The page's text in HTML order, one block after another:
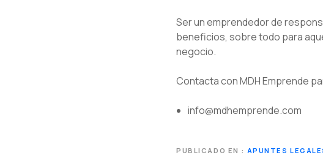
Ser un emprendedor de
beneficios, sobre todo para
negocio.
Contacta con MDH Emprende
info@mdhemprende.com
PUBLICADO EN APUNTES